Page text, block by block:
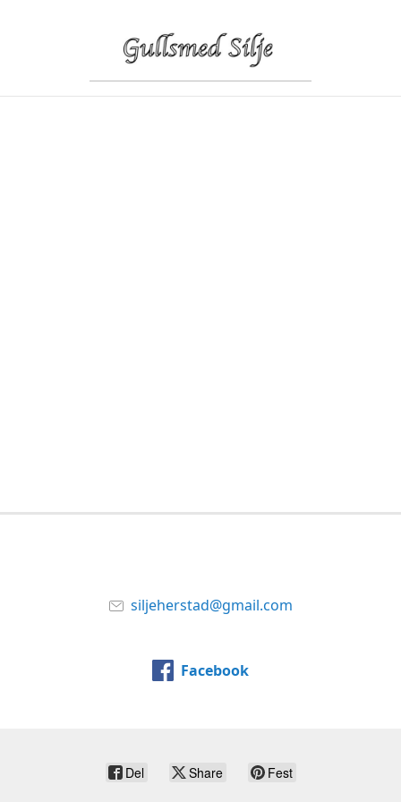
siljeherstad@gmail.com
Facebook
Del Share Fest